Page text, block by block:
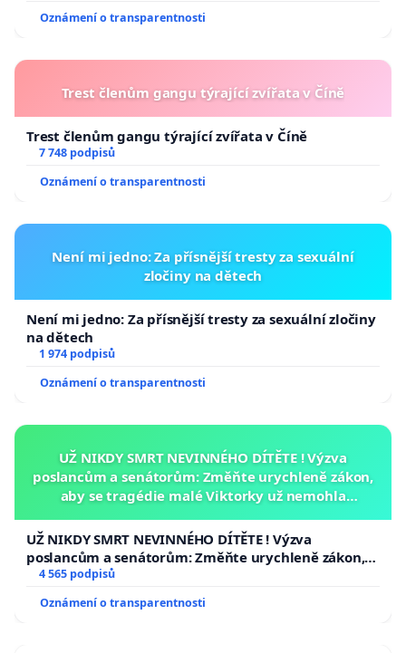
Oznámení o transparentnosti
Trest členům gangu týrající zvířata v Číně
Trest členům gangu týrající zvířata v Číně
7 748 podpisů
Oznámení o transparentnosti
Není mi jedno: Za přísnější tresty za sexuální
zločiny na dětech
Není mi jedno: Za přísnější tresty za sexuální zločiny
na dětech
1 974 podpisů
Oznámení o transparentnosti
UŽ NIKDY SMRT NEVINNÉHO DÍTĚTE ! Výzva
poslancům a senátorům: Změňte urychleně zákon,
aby se tragédie malé Viktorky už nemohla
UŽ NIKDY SMRT NEVINNÉHO DÍTĚTE ! Výzva
poslancům a senátorům: Změňte urychleně zákon,
aby se tragédie malé Viktorky už nemohla opakovat!
4 565 podpisů
Oznámení o transparentnosti